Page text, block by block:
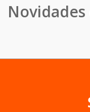
Novidades